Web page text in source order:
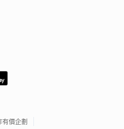
有價企劃